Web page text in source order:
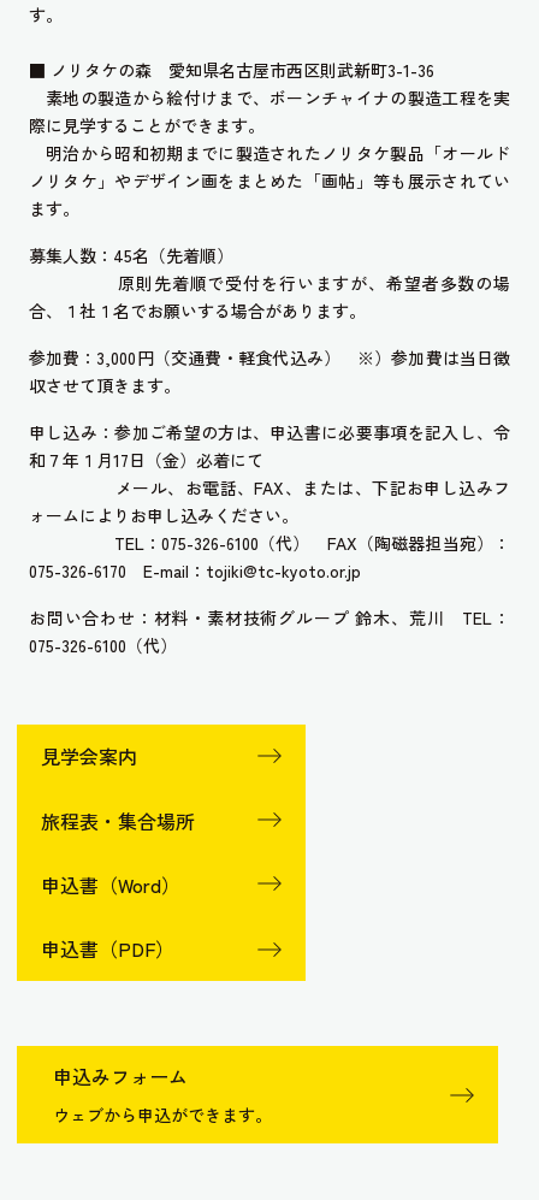
す。
■ ノリタケの森 愛知県名古屋市西区則武新町3-1-36
素地の製造から絵付けまで、ボーンチャイナの製造工程を実
際に見学することができます。
明治から昭和初期までに製造されたノリタケ製品「オールド
ノリタケ」やデザイン画をまとめた「画帖」等も展示されてい
ます。
募集人数：45名（先着順）
原則先着順で受付を行いますが、希望者多数の場
合、１社１名でお願いする場合があります。
参加費：3,000円（交通費・軽食代込み） ※）参加費は当日徴
収させて頂きます。
申し込み：参加ご希望の方は、申込書に必要事項を記入し、令
和７年１月17日（金）必着にて
メール、お電話、FAX、または、下記お申し込みフ
ォームによりお申し込みください。
TEL：075-326-6100（代） FAX（陶磁器担当宛）：
075-326-6170 E-mail：tojiki@tc-kyoto.or.jp
お問い合わせ：材料・素材技術グループ 鈴木、荒川 TEL：
075-326-6100（代）
見学会案内
旅程表・集合場所
申込書（Word）
申込書（PDF）
申込みフォーム
ウェブから申込ができます。